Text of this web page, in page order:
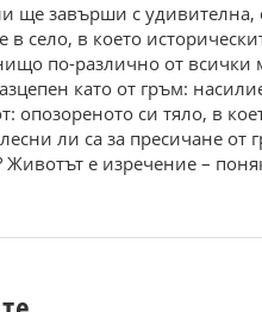
завърши с удивителна,
село, в което
по-различно от
като от гръм:
си тяло, в
ли са за пресичане
е изречение –